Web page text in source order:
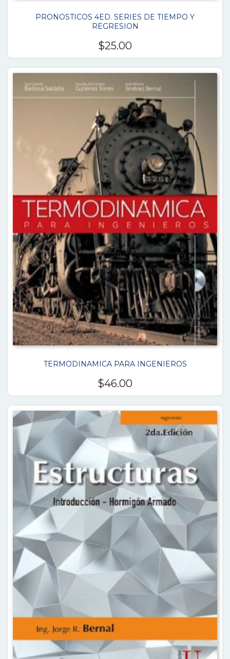
PRONOSTICOS 4ED. SERIES DE TIEMPO Y
REGRESION
$25.00
TERMODINAMICA PARA INGENIEROS
$46.00